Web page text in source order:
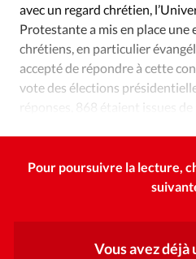
RUBRIQUES
Tous les articles
Actualité
Actualité internationale
Dossier
Eglises Foi
Opinions
Publireportage
avec un regard chrétien,
Protestante a mis en place une
chrétiens, en particulier
accepté de répondre à cette
vote des élections
réponses, 868 étaient issues
Pour poursuivre la lecture,
Vous avez déjà